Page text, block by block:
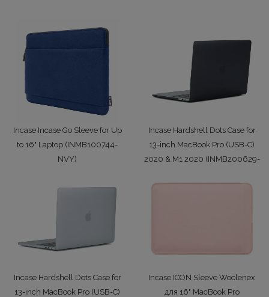
Incase Incase Go Sleeve for Up
to 16" Laptop (INMB100744-
NVY)
Incase Hardshell Dots Case for
13-inch MacBook Pro (USB-C)
2020 & M1 2020 (INMB200629-
Incase Hardshell Dots Case for
13-inch MacBook Pro (USB-C)
Incase ICON Sleeve Woolenex
для 16" MacBook Pro